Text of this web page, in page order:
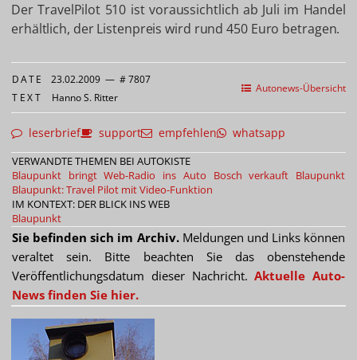
Der TravelPilot 510 ist voraussichtlich ab Juli im Handel
erhältlich, der Listenpreis wird rund 450 Euro betragen.
Autonews-Übersicht
DATE 23.02.2009 — # 7807
TEXT Hanno S. Ritter
leserbrief support empfehlen whatsapp
VERWANDTE THEMEN BEI AUTOKISTE
Blaupunkt bringt Web-Radio ins Auto
Bosch verkauft Blaupunkt
Blaupunkt: Travel Pilot mit Video-Funktion
IM KONTEXT: DER BLICK INS WEB
Blaupunkt
Sie befinden sich im Archiv.Meldungen und Links können
veraltet sein. Bitte beachten Sie das obenstehende
Veröffentlichungsdatum dieser Nachricht.Aktuelle Auto-
News finden Sie hier.